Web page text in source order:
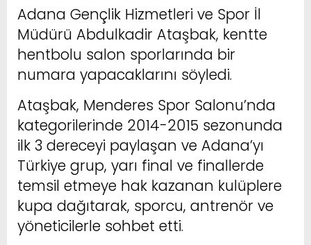
Adana Gençlik Hizmetleri ve Spor İl
Müdürü Abdulkadir Ataşbak, kentte
hentbolu salon sporlarında bir
numara yapacaklarını söyledi.
Ataşbak, Menderes Spor Salonu’nda
kategorilerinde 2014-2015 sezonunda
ilk 3 dereceyi paylaşan ve Adana’yı
Türkiye grup, yarı final ve finallerde
temsil etmeye hak kazanan kulüplere
kupa dağıtarak, sporcu, antrenör ve
yöneticilerle sohbet etti.